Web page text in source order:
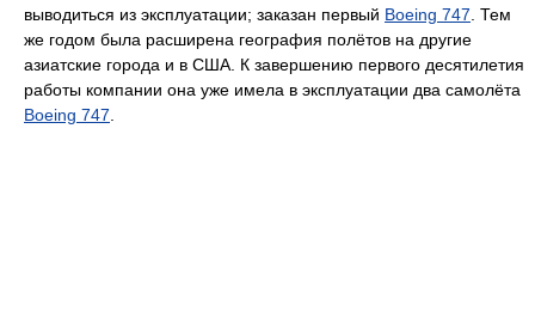
выводиться из эксплуатации; заказан первый Boeing 747 . Тем
же годом была расширена география полётов на другие
азиатские города и в США. К завершению первого десятилетия
работы компании она уже имела в эксплуатации два самолёта
Boeing 747